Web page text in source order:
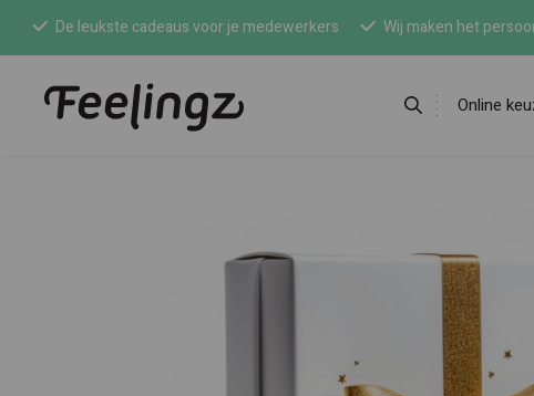
De leukste cadeaus voor je medewerkers Wij maken het
Online